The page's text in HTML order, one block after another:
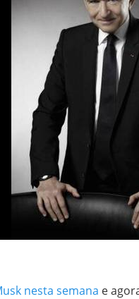
nesta semana e